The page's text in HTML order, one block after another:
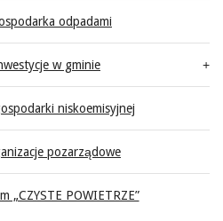
odpadami
w gminie
niskoemisyjnej
pozarządowe
„CZYSTE POWIETRZE”